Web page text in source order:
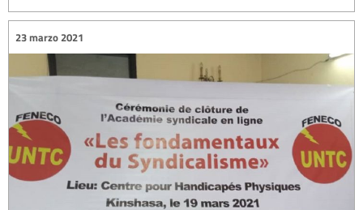
23 marzo 2021